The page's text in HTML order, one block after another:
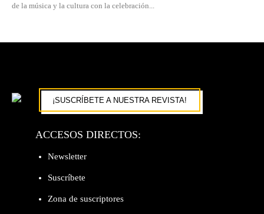
de la música y la cultura con la celebración...
¡SUSCRÍBETE A NUESTRA REVISTA!
ACCESOS DIRECTOS:
Newsletter
Suscríbete
Zona de suscriptores